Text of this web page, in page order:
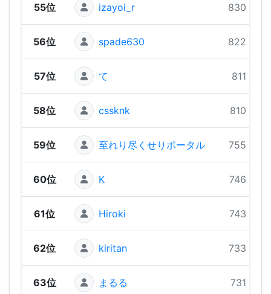
55位 izayoi_r 830 pts
56位 spade630 822 pts
57位 て 811 pts
58位 cssknk 810 pts
59位 至れり尽くせりポータル 755 pts
60位 K 746 pts
61位 Hiroki 743 pts
62位 kiritan 733 pts
63位 まるる 731 pts